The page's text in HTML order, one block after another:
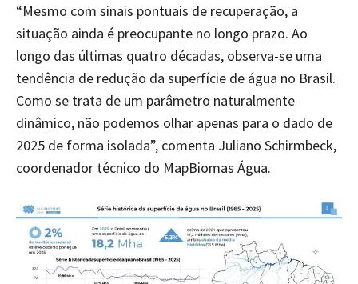
“Mesmo com sinais pontuais de recuperação, a
situação ainda é preocupante no longo prazo. Ao
longo das últimas quatro décadas, observa-se uma
tendência de redução da superfície de água no Brasil.
Como se trata de um parâmetro naturalmente
dinâmico, não podemos olhar apenas para o dado de
2025 de forma isolada”, comenta Juliano Schirmbeck,
coordenador técnico do MapBiomas Água.